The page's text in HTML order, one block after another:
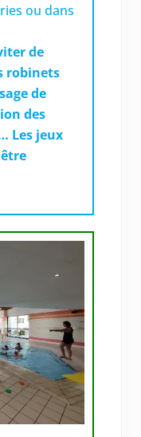
ou dans
de
robinets
de
des
Les jeux